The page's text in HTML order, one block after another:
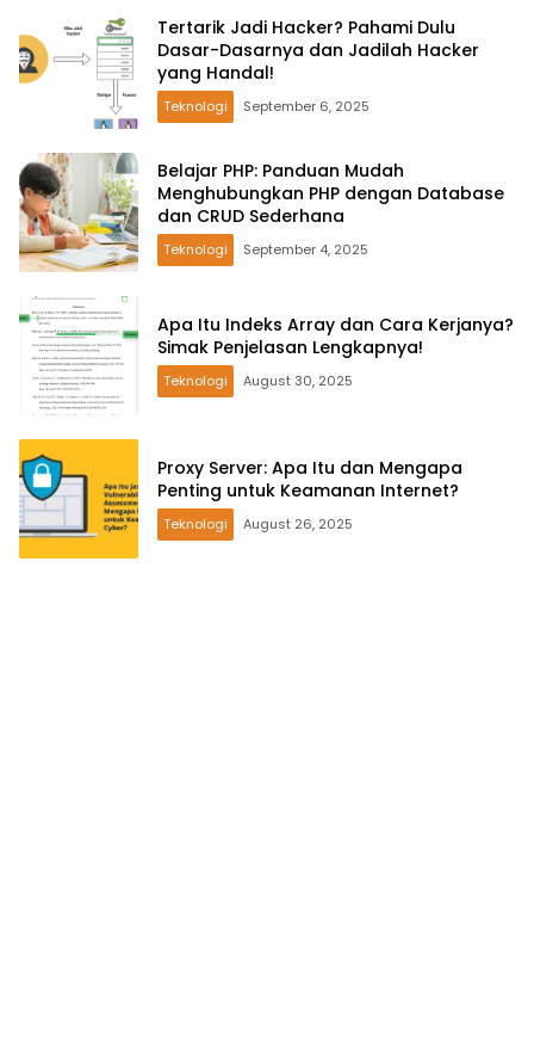
Tertarik Jadi Hacker? Pahami Dulu
Dasar-Dasarnya dan Jadilah Hacker
yang Handal!
Teknologi September 6, 2025
Belajar PHP: Panduan Mudah
Menghubungkan PHP dengan Database
dan CRUD Sederhana
Teknologi September 4, 2025
Apa Itu Indeks Array dan Cara Kerjanya?
Simak Penjelasan Lengkapnya!
Teknologi August 30, 2025
Proxy Server: Apa Itu dan Mengapa
Penting untuk Keamanan Internet?
Teknologi August 26, 2025